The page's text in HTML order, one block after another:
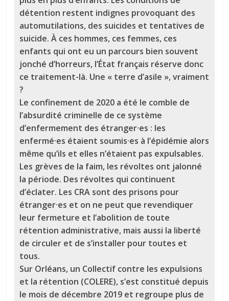
détention restent indignes provoquant des
automutilations, des suicides et tentatives de
suicide. À ces hommes, ces femmes, ces
enfants qui ont eu un parcours bien souvent
jonché d’horreurs, l’État français réserve donc
ce traitement-là. Une « terre d’asile », vraiment
?
Le confinement de 2020 a été le comble de
l’absurdité criminelle de ce système
d’enfermement des étranger·es : les
enfermé·es étaient soumis·es à l’épidémie alors
même qu’ils et elles n’étaient pas expulsables.
Les grèves de la faim, les révoltes ont jalonné
la période. Des révoltes qui continuent
d’éclater. Les CRA sont des prisons pour
étranger·es et on ne peut que revendiquer
leur fermeture et l’abolition de toute
rétention administrative, mais aussi la liberté
de circuler et de s’installer pour toutes et
tous.
Sur Orléans, un Collectif contre les expulsions
et la rétention (COLERE), s’est constitué depuis
le mois de décembre 2019 et regroupe plus de